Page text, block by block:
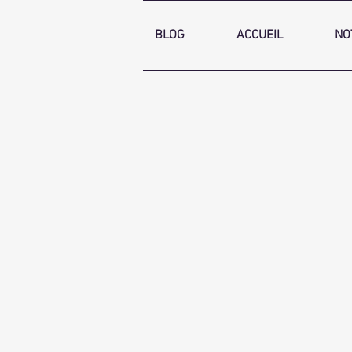
BLOG ACCUEIL